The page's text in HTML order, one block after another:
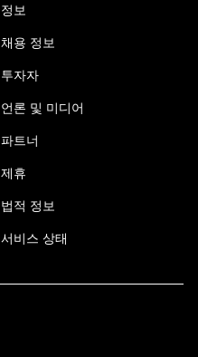
정보
채용 정보
투자자
언론 및 미디어
파트너
제휴
법적 정보
서비스 상태